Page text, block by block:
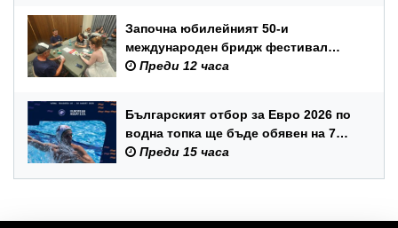
Започна юбилейният 50-и
международен бридж фестивал
„Варна“
Преди 12 часа
Българският отбор за Евро 2026 по
водна топка ще бъде обявен на 7
август
Преди 15 часа